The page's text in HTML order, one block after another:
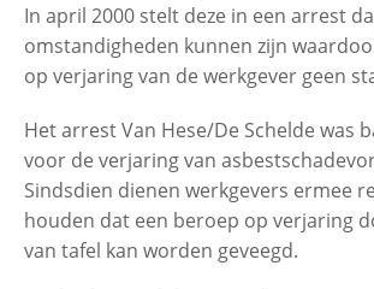
In april 2000 stelt deze in een arrest
omstandigheden kunnen zijn
op verjaring van de werkgever geen
Het arrest Van Hese/De Schelde was
voor de verjaring van
Sindsdien dienen werkgevers ermee
houden dat een beroep op verjaring
van tafel kan worden geveegd.